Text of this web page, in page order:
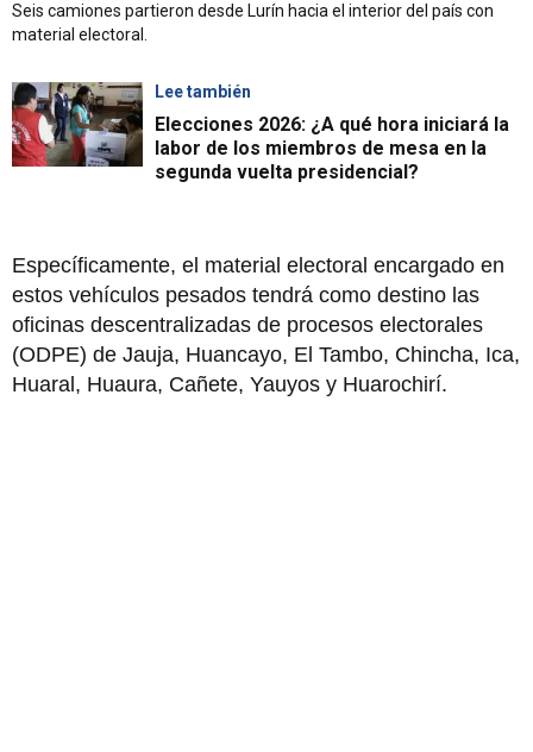
Seis camiones partieron desde Lurín hacia el interior del país con
material electoral.
Lee también
Elecciones 2026: ¿A qué hora iniciará la
labor de los miembros de mesa en la
segunda vuelta presidencial?
Específicamente, el material electoral encargado en
estos vehículos pesados tendrá como destino las
oficinas descentralizadas de procesos electorales
(ODPE) de Jauja, Huancayo, El Tambo, Chincha, Ica,
Huaral, Huaura, Cañete, Yauyos y Huarochirí.